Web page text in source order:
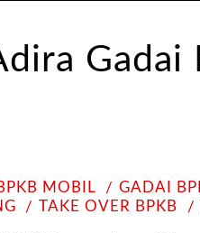
MOBIL GADAI
TAKE OVER BPKB